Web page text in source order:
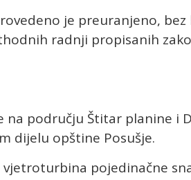
je preuranjeno,
radnji propisanih
području Štitar planine i
dijelu opštine Posušje.
pojedinačne